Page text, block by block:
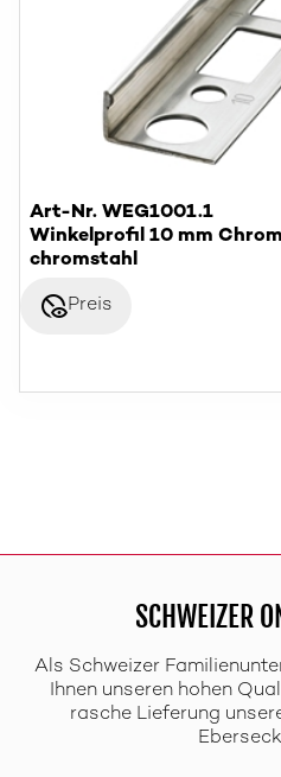
Art-Nr. WEG1001.1
Winkelprofil 10 mm
chromstahl
disabled_visiblePreis
SCHWEIZER
Als Schweizer
Ihnen unseren hohen
rasche Lieferung